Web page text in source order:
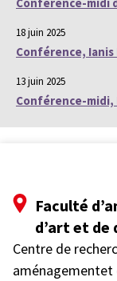
18 juin 2025
Conférence, Ianis
13 juin 2025
Conférence-
Faculté
d’art et de
Centre de